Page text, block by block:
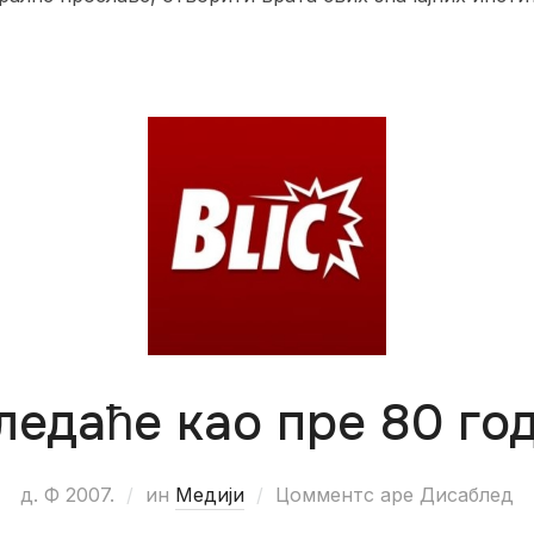
као пре 80
д. Ф 2007. ин Медији Цомментс аре Дисаблед